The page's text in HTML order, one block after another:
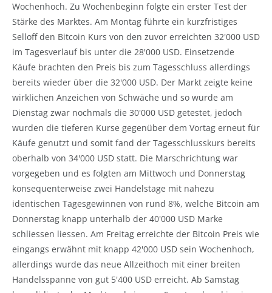
Wochenhoch. Zu Wochenbeginn folgte ein erster Test der
Stärke des Marktes. Am Montag führte ein kurzfristiges
Selloff den Bitcoin Kurs von den zuvor erreichten 32'000 USD
im Tagesverlauf bis unter die 28'000 USD. Einsetzende
Käufe brachten den Preis bis zum Tagesschluss allerdings
bereits wieder über die 32'000 USD. Der Markt zeigte keine
wirklichen Anzeichen von Schwäche und so wurde am
Dienstag zwar nochmals die 30'000 USD getestet, jedoch
wurden die tieferen Kurse gegenüber dem Vortag erneut für
Käufe genutzt und somit fand der Tagesschlusskurs bereits
oberhalb von 34'000 USD statt. Die Marschrichtung war
vorgegeben und es folgten am Mittwoch und Donnerstag
konsequenterweise zwei Handelstage mit nahezu
identischen Tagesgewinnen von rund 8%, welche Bitcoin am
Donnerstag knapp unterhalb der 40'000 USD Marke
schliessen liessen. Am Freitag erreichte der Bitcoin Preis wie
eingangs erwähnt mit knapp 42'000 USD sein Wochenhoch,
allerdings wurde das neue Allzeithoch mit einer breiten
Handelsspanne von gut 5'400 USD erreicht. Ab Samstag